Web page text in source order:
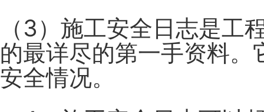
（3）施工安全日志是工
的最详尽的第一手资料
安全情况。